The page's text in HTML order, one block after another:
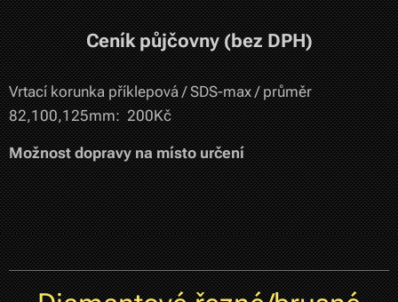
Ceník půjčovny (bez DPH)
Vrtací korunka příklepová / SDS-max / průměr
82,100,125mm: 200Kč
Možnost dopravy na místo určení